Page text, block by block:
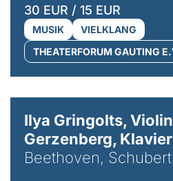
30 EUR / 15 EUR
MUSIK
VIELKLANG
THEATERFORUM GAUTING
Ilya Gringolts,
Gerzenberg, Klavier
Beethoven, Schubert